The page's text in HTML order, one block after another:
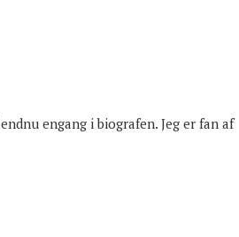
engang i biografen. Jeg er fan af